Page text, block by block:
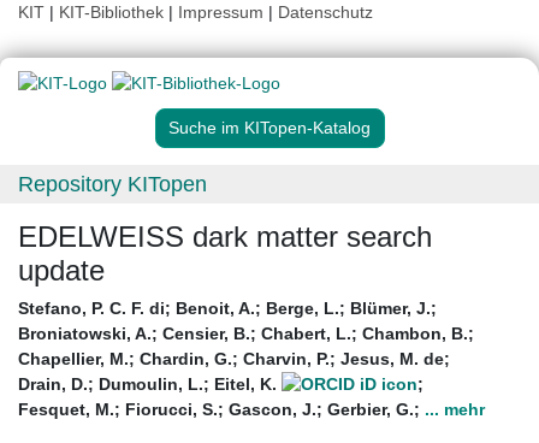
KIT | KIT-Bibliothek | Impressum | Datenschutz
Suche im KITopen-Katalog
Repository KITopen
EDELWEISS dark matter search
update
Stefano, P. C. F. di; Benoit, A.; Berge, L.; Blümer, J.;
Broniatowski, A.; Censier, B.; Chabert, L.; Chambon, B.;
Chapellier, M.; Chardin, G.; Charvin, P.; Jesus, M. de;
Drain, D.; Dumoulin, L.; Eitel, K.
;
Fesquet, M.; Fiorucci, S.; Gascon, J.; Gerbier, G.; ... mehr